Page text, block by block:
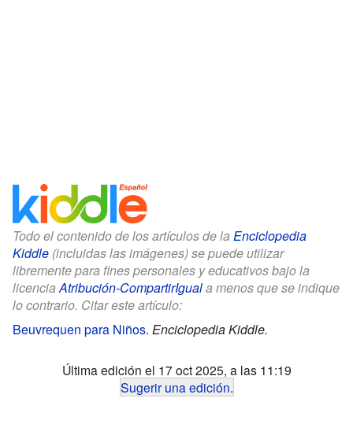
Todo el contenido de los artículos de la Enciclopedia
Kiddle (incluidas las imágenes) se puede utilizar
libremente para fines personales y educativos bajo la
licenciaAtribución-CompartirIguala menos que se indique
lo contrario. Citar este artículo:
Beuvrequen para Niños. Enciclopedia Kiddle.
Última edición el 17 oct 2025, a las 11:19
Sugerir una edición.